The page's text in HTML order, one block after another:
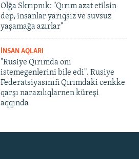
Olğa Skrıpnık: "Qırım azat etilsin
dep, insanlar yarıqsız ve suvsuz
yaşamağa azırlar"
İNSAN AQLARI
"Rusiye Qırımda onı
istemegenlerini bile edi". Rusiye
Federatsiyasınıñ Qırımdaki cenkke
qarşı narazılıqlarnen küreşi
aqqında